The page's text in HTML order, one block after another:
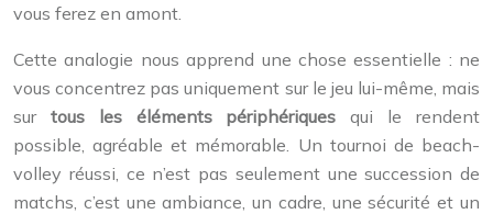
vous ferez en amont.
Cette analogie nous apprend une chose essentielle : ne
vous concentrez pas uniquement sur le jeu lui-même, mais
sur tous les éléments périphériques qui le rendent
possible, agréable et mémorable. Un tournoi de beach-
volley réussi, ce n’est pas seulement une succession de
matchs, c’est une ambiance, un cadre, une sécurité et un